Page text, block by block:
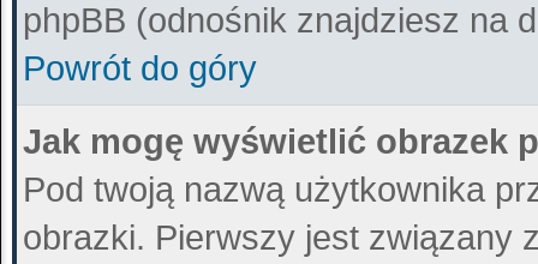
phpBB (odnośnik znajdziesz na
Powrót do góry
Jak mogę wyświetlić obrazek
Pod twoją nazwą użytkownika
obrazki. Pierwszy jest związany